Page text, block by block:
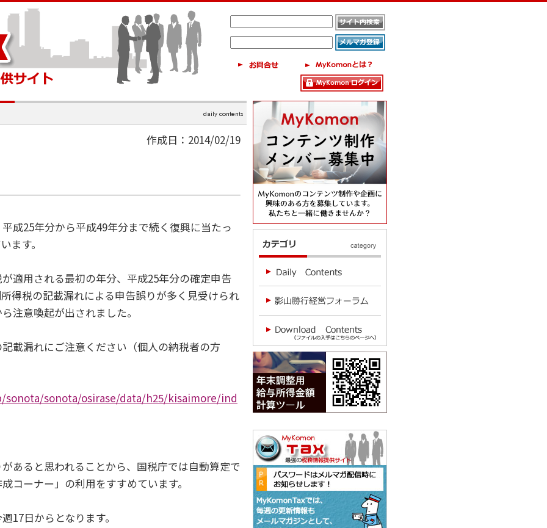
作成日：2014/02/19
成25年分から平成49年分まで続く復興に当たっ
ます。
適用される最初の年分、平成25年分の確定申告
得税の記載漏れによる申告誤りが多く見受けられ
注意喚起が出されました。
載漏れにご注意ください（個人の納税者の方
sonota/osirase/data/h25/kisaimore/ind
あると思われることから、国税庁では自動算定で
コーナー」の利用をすすめています。
17日からとなります。